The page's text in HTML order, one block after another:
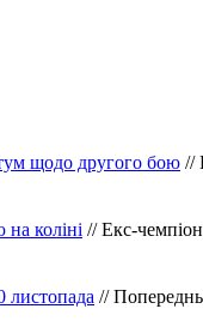
щодо другого бою //
коліні // Екс-
//